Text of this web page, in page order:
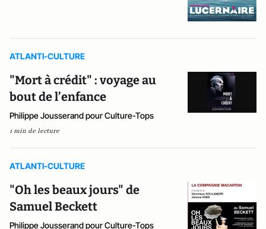
ATLANTI-CULTURE
"Mort à crédit" : voyage au
bout de l’enfance
Philippe Jousserand pour Culture-Tops
1 min de lecture
ATLANTI-CULTURE
"Oh les beaux jours" de
Samuel Beckett
Philippe Jousserand pour Culture-Tops